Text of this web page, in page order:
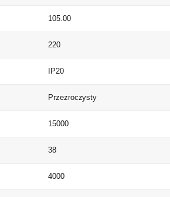
105.00
220
IP20
Przezroczysty
15000
38
4000